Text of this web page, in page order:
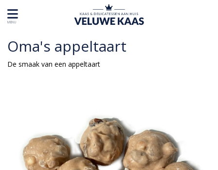
MENU
Oma's appeltaart
De smaak van een appeltaart